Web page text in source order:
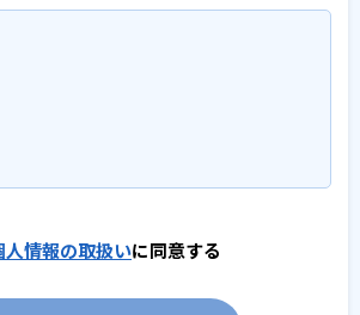
人情報の取扱いに同意する